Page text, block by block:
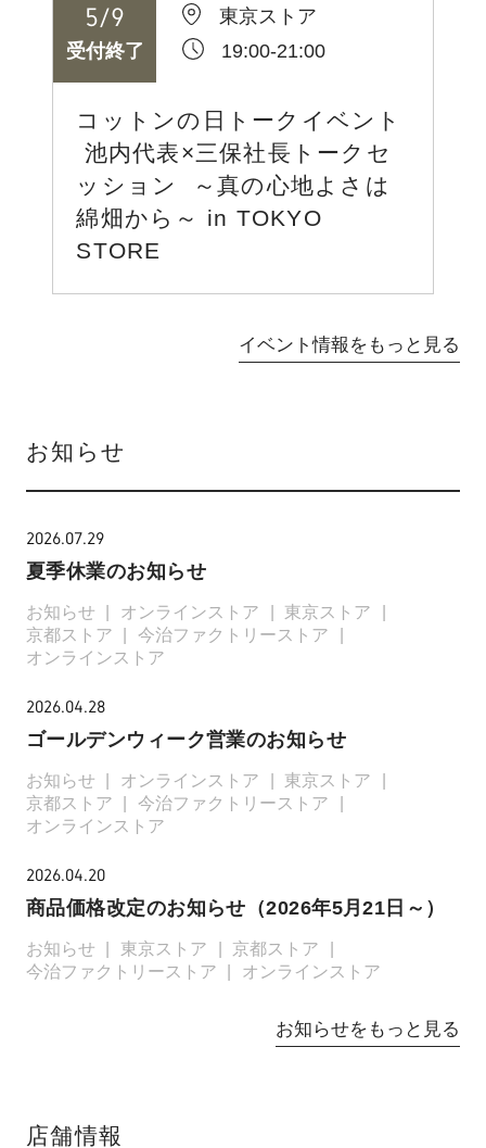
5/9
受付終了
東京ストア
19:00-21:00
コットンの日トークイベント
池内代表×三保社長トークセ
ッション ～真の心地よさは
綿畑から～ in TOKYO
STORE
イベント情報をもっと見る
お知らせ
2026.07.29
夏季休業のお知らせ
お知らせ オンラインストア
東京ストア
京都ストア
今治ファクトリーストア
オンラインストア
2026.04.28
ゴールデンウィーク営業のお知らせ
お知らせ オンラインストア
東京ストア
京都ストア
今治ファクトリーストア
オンラインストア
2026.04.20
商品価格改定のお知らせ（2026年5月21日～）
お知らせ 東京ストア
京都ストア
今治ファクトリーストア
オンラインストア
お知らせをもっと見る
店舗情報